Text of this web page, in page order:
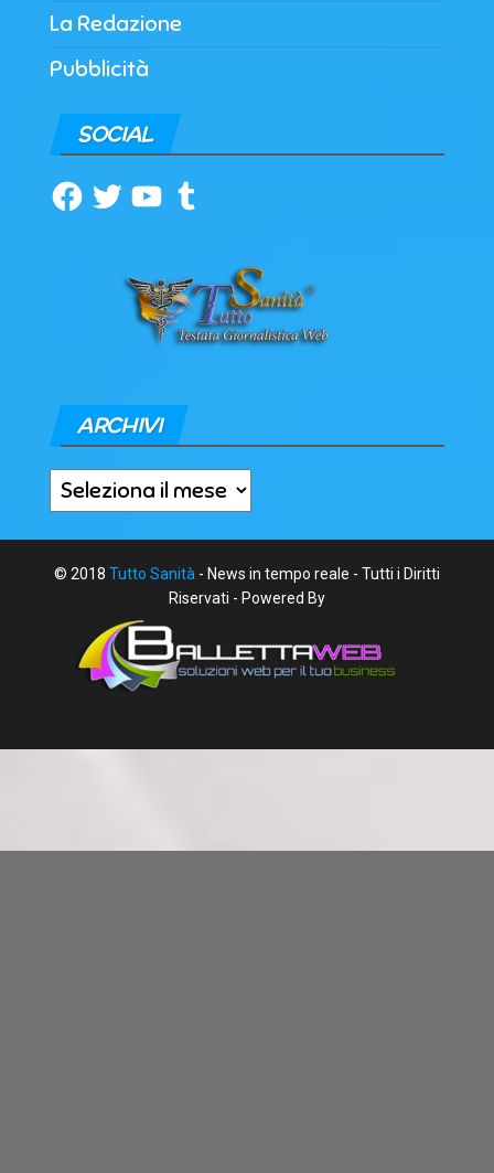
La Redazione
Pubblicità
SOCIAL
Facebook
TwitterYouTubeTumblr
ARCHIVI
Archivi
© 2018 Tutto Sanità - News in tempo reale - Tutti i Diritti
Riservati - Powered By